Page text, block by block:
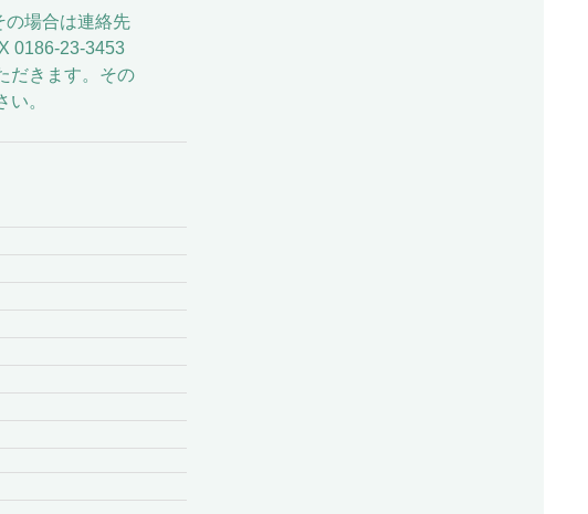
場合は連絡先
0186-23-3453
だきます。その
。
）